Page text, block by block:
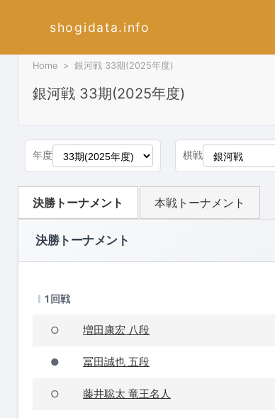
shogidata.info
Home 銀河戦 33期(2025年度)
銀河戦 33期(2025年度)
年度 棋戦
決勝トーナメント 本戦トーナメント
決勝トーナメント
1回戦
○ 増田康宏 八段
● 冨田誠也 五段
○ 藤井聡太 竜王名人